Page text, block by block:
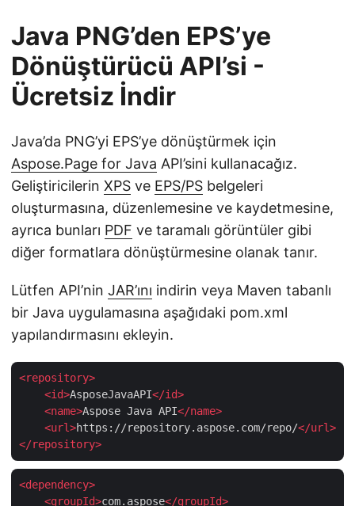
Java PNG’den EPS’ye
Dönüştürücü API’si -
Ücretsiz İndir
Java’da PNG’yi EPS’ye dönüştürmek için
Aspose.Page for Java API’sini kullanacağız.
Geliştiricilerin XPS ve EPS/PS belgeleri
oluşturmasına, düzenlemesine ve kaydetmesine,
ayrıca bunları PDF ve taramalı görüntüler gibi
diğer formatlara dönüştürmesine olanak tanır.
Lütfen API’nin JAR’ını indirin veya Maven tabanlı
bir Java uygulamasına aşağıdaki pom.xml
yapılandırmasını ekleyin.
<repository>
<id>AsposeJavaAPI</id>
<name>Aspose Java API</name>
<url>https://repository.aspose.com/repo/</url>
</repository>
<dependency>
<groupId>com.aspose</groupId>